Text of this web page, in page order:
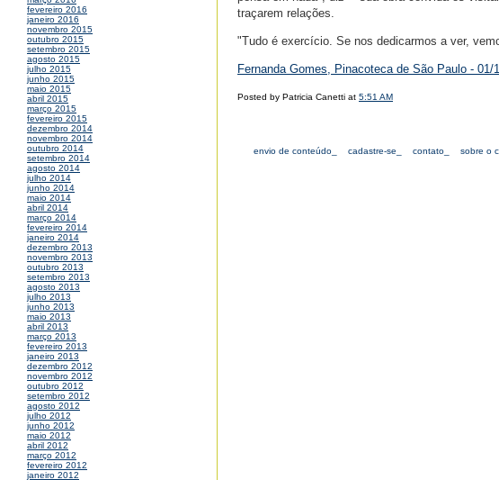
fevereiro 2016
janeiro 2016
novembro 2015
outubro 2015
setembro 2015
agosto 2015
julho 2015
junho 2015
maio 2015
abril 2015
março 2015
fevereiro 2015
dezembro 2014
novembro 2014
outubro 2014
setembro 2014
agosto 2014
julho 2014
junho 2014
maio 2014
abril 2014
março 2014
fevereiro 2014
janeiro 2014
dezembro 2013
novembro 2013
outubro 2013
setembro 2013
agosto 2013
julho 2013
junho 2013
maio 2013
abril 2013
março 2013
fevereiro 2013
janeiro 2013
dezembro 2012
novembro 2012
outubro 2012
setembro 2012
agosto 2012
julho 2012
junho 2012
maio 2012
abril 2012
março 2012
fevereiro 2012
janeiro 2012
traçarem relações.
"Tudo é exercício. Se nos dedicarmos a ver,
Fernanda Gomes, Pinacoteca de São Paulo - 01/
Posted by Patricia Canetti at 5:51 AM
envio de conteúdo_ cadastre-se_ contato_ sobre o